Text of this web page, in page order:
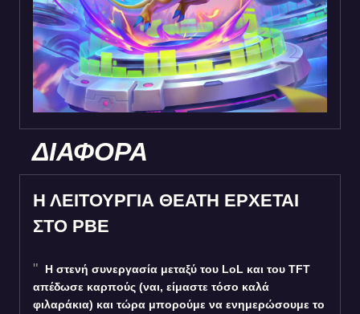
ΔΙΑΦΟΡΑ
Η ΛΕΙΤΟΥΡΓΙΑ ΘΕΑΤΗ ΕΡΧΕΤΑΙ
ΣΤΟ PBE
Η στενή συνεργασία μεταξύ του LoL και του TFT
απέδωσε καρπούς (ναι, είμαστε τόσο καλά
φιλαράκια) και τώρα μπορούμε να ενημερώσουμε το